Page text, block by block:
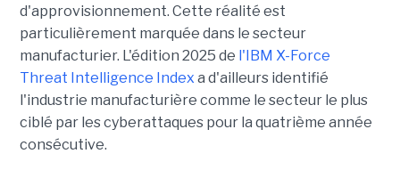
d'approvisionnement. Cette réalité est
particulièrement marquée dans le secteur
manufacturier. L'édition 2025 de l'IBM X-Force
Threat Intelligence Index a d'ailleurs identifié
l'industrie manufacturière comme le secteur le plus
ciblé par les cyberattaques pour la quatrième année
consécutive.